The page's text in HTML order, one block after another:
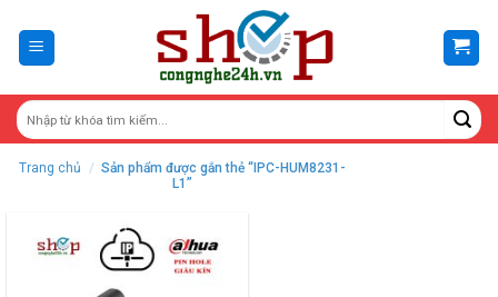
content
Trang chủ / Sản phẩm được gắn thẻ “IPC-HUM8231-
L1”